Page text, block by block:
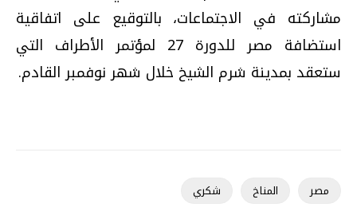
مشاركته في الاجتماعات، بالتوقيع على اتفاقية
استضافة مصر للدورة 27 لمؤتمر الأطراف التي
ستعقد بمدينة شرم الشيخ خلال شهر نوفمبر القادم.
مصر المناخ شكري